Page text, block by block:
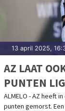
13 april 2025,
AZ LAAT
PUNTEN
ALMELO - AZ heeft
punten gemorst.